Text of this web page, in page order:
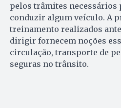
pelos trâmites necessários
conduzir algum veículo. A
treinamento realizados
dirigir fornecem noções
circulação, transporte de
seguras no trânsito.